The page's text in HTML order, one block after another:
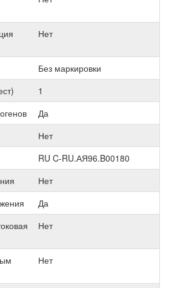
Нет
Без маркировки
1
Да
Нет
RU C-RU.АЯ96.B00180
Нет
Да
Нет
Нет